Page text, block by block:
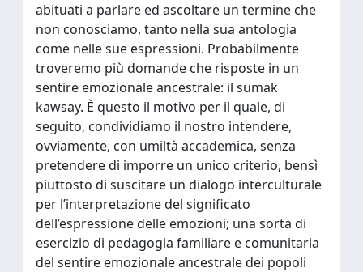
abituati a parlare ed ascoltare un termine che
non conosciamo, tanto nella sua antologia
come nelle sue espressioni. Probabilmente
troveremo più domande che risposte in un
sentire emozionale ancestrale: il sumak
kawsay. È questo il motivo per il quale, di
seguito, condividiamo il nostro intendere,
ovviamente, con umiltà accademica, senza
pretendere di imporre un unico criterio, bensì
piuttosto di suscitare un dialogo interculturale
per l’interpretazione del significato
dell’espressione delle emozioni; una sorta di
esercizio di pedagogia familiare e comunitaria
del sentire emozionale ancestrale dei popoli